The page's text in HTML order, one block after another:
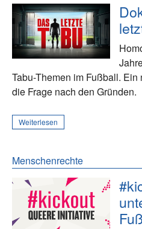
Tabu-Themen im Fußball.
die Frage nach den Gründen.
Weiterlesen
Menschenrechte